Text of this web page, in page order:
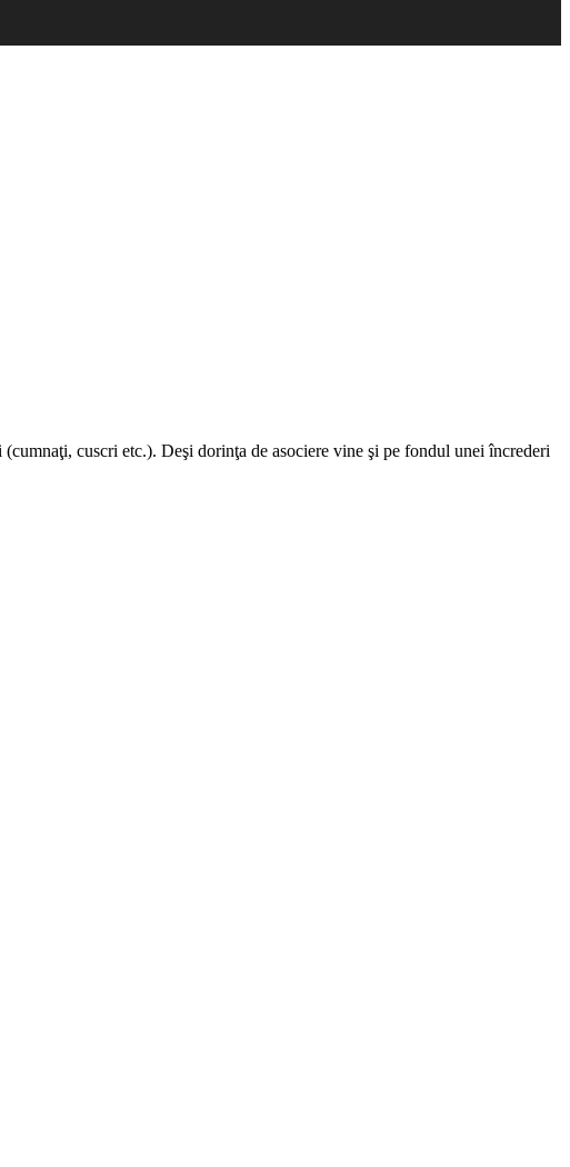
cuscri etc.). Deşi dorinţa de asociere vine şi pe fondul unei încrederi